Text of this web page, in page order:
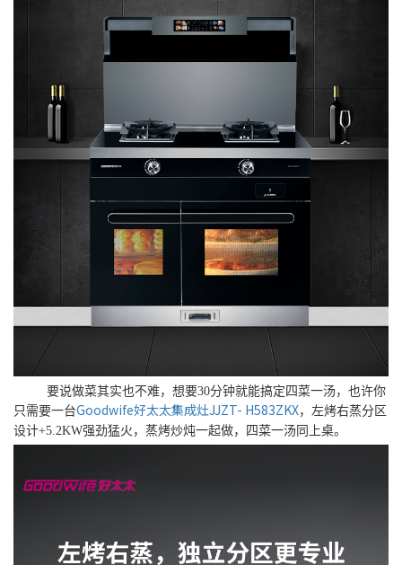
要说做菜其实也不难，想要30分钟就能搞定四菜一汤，也许你
只需要一台Goodwife好太太集成灶JJZT- H583ZKX，左烤右蒸分区
设计+5.2KW强劲猛火，蒸烤炒炖一起做，四菜一汤同上桌。